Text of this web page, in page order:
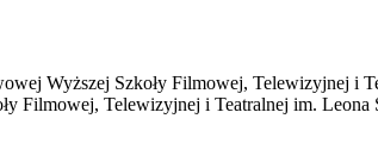
Wyższej Szkoły Filmowej, Telewizyjnej
Filmowej, Telewizyjnej i Teatralnej im.